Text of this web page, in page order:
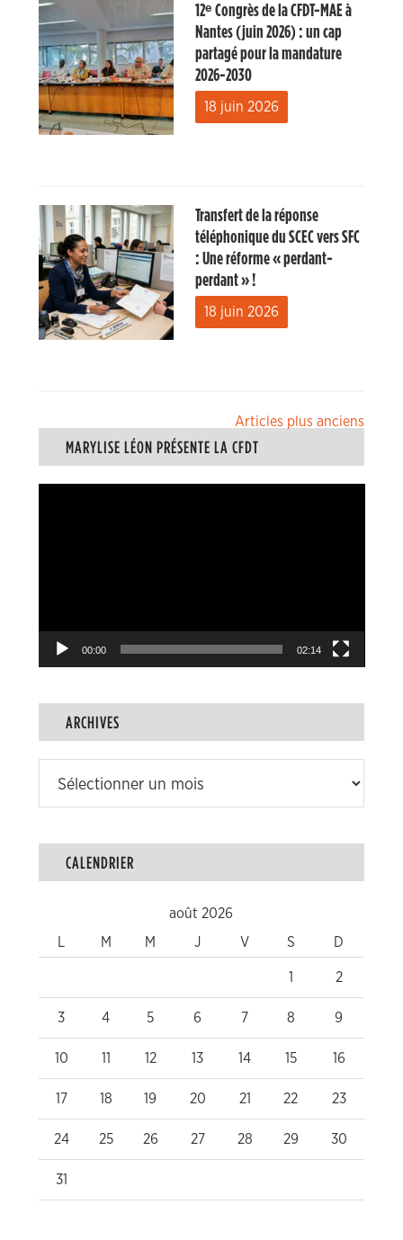
12ᵉ Congrès de la CFDT-MAE à
Nantes (juin 2026) : un cap
partagé pour la mandature
2026-2030
18 juin 2026
Transfert de la réponse
téléphonique du SCEC vers SFC
: Une réforme « perdant-
perdant » !
18 juin 2026
Navigation
des
articles
Articles plus anciens
MARYLISE LÉON PRÉSENTE LA CFDT
00:00 02:14
ARCHIVES
CALENDRIER
août 2026
M M J V S D
1 2
3 4 5 6 7 8 9
10 11 12 13 14 15 16
17 18 19 20 21 22 23
24 25 26 27 28 29 30
31